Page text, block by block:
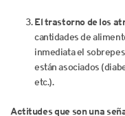
El trastorno de los
cantidades de
inmediata el
están asociados
etc.).
Actitudes que son una